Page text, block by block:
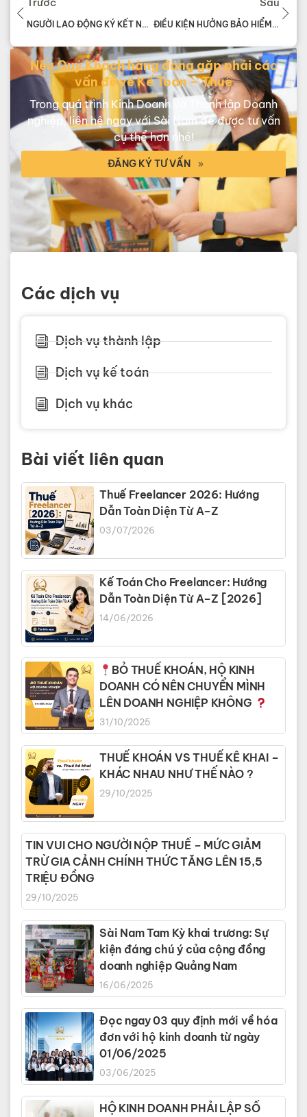
Trước
NGƯỜI LAO ĐỘNG KÝ KẾT NHIỀU HỢP ĐỒNG LAO ĐỘNG THÌ ĐÓNG BẢO HIỂM XÃ HỘI Ở ĐÂU?
Sau
ĐIỀU KIỆN HƯỞNG BẢO HIỂM THẤT NGHIỆP
Nếu Quý Khách hàng đang gặp phải các
vấn đề về Kế Toán – Thuế
Trong quá trình Kinh Doanh và Thành lập Doanh
nghiệp, liên hệ ngay với Sài Nam để được tư vấn
cụ thể hơn nhé!
ĐĂNG KÝ TƯ VẤN
Các dịch vụ
Dịch vụ thành lập
Dịch vụ kế toán
Dịch vụ khác
Bài viết liên quan
Thuế Freelancer 2026: Hướng
Dẫn Toàn Diện Từ A–Z
03/07/2026
Kế Toán Cho Freelancer: Hướng
Dẫn Toàn Diện Từ A–Z [2026]
14/06/2026
BỎ THUẾ KHOÁN, HỘ KINH
DOANH CÓ NÊN CHUYỂN MÌNH
LÊN DOANH NGHIỆP KHÔNG
31/10/2025
THUẾ KHOÁN VS THUẾ KÊ KHAI –
KHÁC NHAU NHƯ THẾ NÀO ?
29/10/2025
TIN VUI CHO NGƯỜI NỘP THUẾ – MỨC GIẢM
TRỪ GIA CẢNH CHÍNH THỨC TĂNG LÊN 15,5
TRIỆU ĐỒNG
29/10/2025
Sài Nam Tam Kỳ khai trương: Sự
kiện đáng chú ý của cộng đồng
doanh nghiệp Quảng Nam
16/06/2025
Đọc ngay 03 quy định mới về hóa
đơn với hộ kinh doanh từ ngày
01/06/2025
03/06/2025
HỘ KINH DOANH PHẢI LẬP SỔ